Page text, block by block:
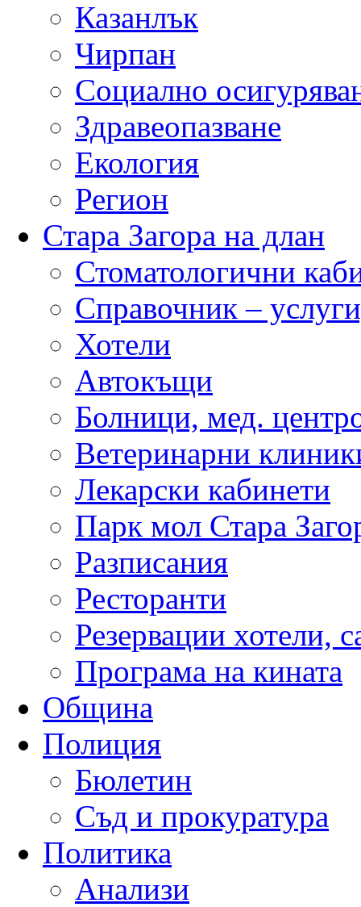
Казанлък
Чирпан
Социално
Здравеопазване
Екология
Регион
Стара Загора на длан
Стоматологични
Справочник –
Хотели
Автокъщи
Болници, мед.
Ветеринарни
Лекарски кабинети
Парк мол Стара
Разписания
Ресторанти
Резервации хотели,
Програма на кината
Община
Полиция
Бюлетин
Съд и прокуратура
Политика
Анализи